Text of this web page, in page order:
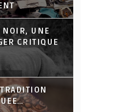
NOIR, UNE
CRITIQUE